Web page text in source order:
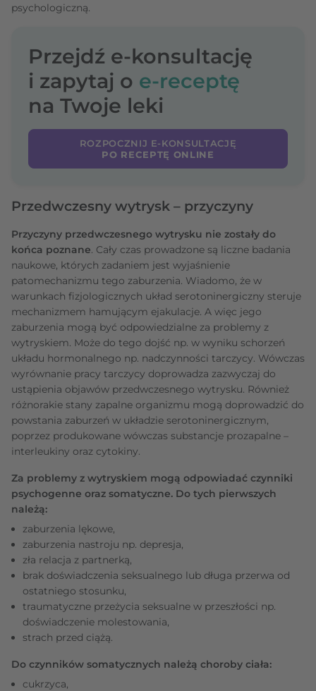
psychologiczną.
Przejdź e-konsultację
i zapytaj o e-receptę
na Twoje leki
ROZPOCZNIJ E-KONSULTACJĘ
PO RECEPTĘ ONLINE
Przedwczesny wytrysk – przyczyny
Przyczyny przedwczesnego wytrysku nie zostały do
końca poznane. Cały czas prowadzone są liczne badania
naukowe, których zadaniem jest wyjaśnienie
patomechanizmu tego zaburzenia. Wiadomo, że w
warunkach fizjologicznych układ serotoninergiczny steruje
mechanizmem hamującym ejakulacje. A więc jego
zaburzenia mogą być odpowiedzialne za problemy z
wytryskiem. Może do tego dojść np. w wyniku schorzeń
układu hormonalnego np. nadczynności tarczycy. Wówczas
wyrównanie pracy tarczycy doprowadza zazwyczaj do
ustąpienia objawów przedwczesnego wytrysku. Również
różnorakie stany zapalne organizmu mogą doprowadzić do
powstania zaburzeń w układzie serotoninergicznym,
poprzez produkowane wówczas substancje prozapalne –
interleukiny oraz cytokiny.
Za problemy z wytryskiem mogą odpowiadać czynniki
psychogenne oraz somatyczne. Do tych pierwszych
należą:
zaburzenia lękowe,
zaburzenia nastroju np. depresja,
zła relacja z partnerką,
brak doświadczenia seksualnego lub długa przerwa od
ostatniego stosunku,
traumatyczne przeżycia seksualne w przeszłości np.
doświadczenie molestowania,
strach przed ciążą.
Do czynników somatycznych należą choroby ciała:
cukrzyca,